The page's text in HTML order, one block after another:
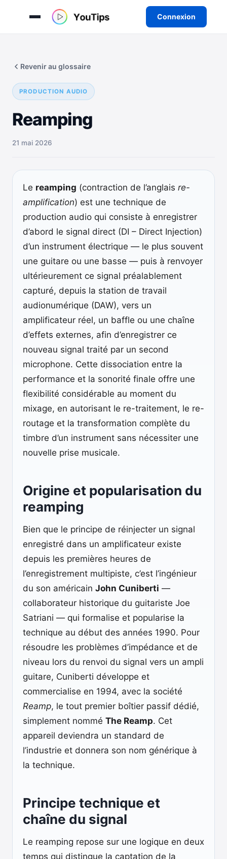
Connexion
contenu
PRODUCTION AUDIO
Reamping
Revenir au glossaire
21 mai 2026
Le reamping (contraction de l’anglais re-
amplification) est une technique de
production audio qui consiste à enregistrer
d’abord le signal direct (DI – Direct Injection)
d’un instrument électrique — le plus souvent
une guitare ou une basse — puis à renvoyer
ultérieurement ce signal préalablement
capturé, depuis la station de travail
audionumérique (DAW), vers un
amplificateur réel, un baffle ou une chaîne
d’effets externes, afin d’enregistrer ce
nouveau signal traité par un second
microphone. Cette dissociation entre la
performance et la sonorité finale offre une
flexibilité considérable au moment du
mixage, en autorisant le re-traitement, le re-
routage et la transformation complète du
timbre d’un instrument sans nécessiter une
nouvelle prise musicale.
Origine et popularisation du
reamping
Bien que le principe de réinjecter un signal
enregistré dans un amplificateur existe
depuis les premières heures de
l’enregistrement multipiste, c’est l’ingénieur
du son américain John Cuniberti —
collaborateur historique du guitariste Joe
Satriani — qui formalise et popularise la
technique au début des années 1990. Pour
résoudre les problèmes d’impédance et de
niveau lors du renvoi du signal vers un ampli
guitare, Cuniberti développe et
commercialise en 1994, avec la société
Reamp, le tout premier boîtier passif dédié,
simplement nommé The Reamp. Cet
appareil deviendra un standard de
l’industrie et donnera son nom générique à
la technique.
Principe technique et
chaîne du signal
Le reamping repose sur une logique en deux
temps qui distingue la captation de la